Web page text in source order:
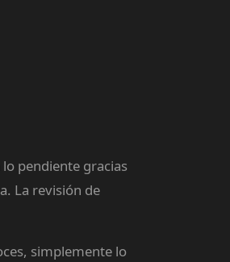
pendiente gracias
La revisión de
simplemente lo